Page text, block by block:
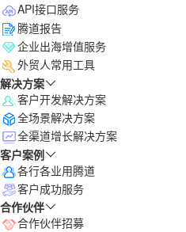
API接口服务
腾道报告
企业出海增值服务
外贸人常用工具
解决方案
客户开发解决方案
全场景解决方案
全渠道增长解决方案
客户案例
各行各业用腾道
客户成功服务
合作伙伴
合作伙伴招募